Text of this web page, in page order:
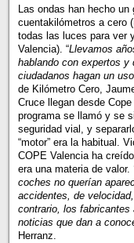
Las ondas han hecho un
cuentakilómetros a cero
todas las luces para ver
Valencia). “Llevamos
hablando con expertos y
ciudadanos hagan un
de Kilómetro Cero,
Cruce llegan desde
programa se llamó y se
seguridad vial, y
“motor” era la habitual.
COPE Valencia ha
era una materia de valor.
coches no querían
accidentes, de
contrario, los fabricantes
noticias que dan a
Herranz.